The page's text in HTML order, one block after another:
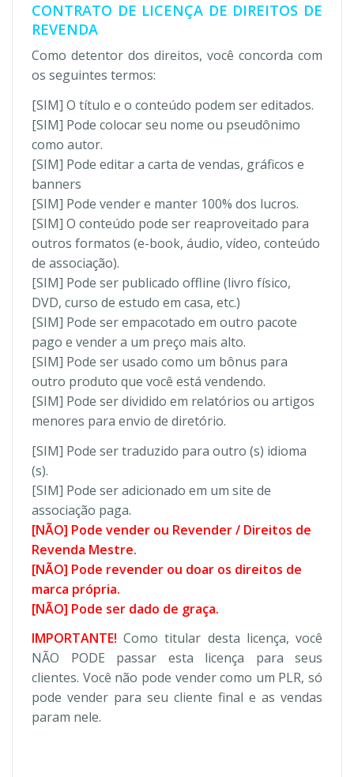
CONTRATO DE LICENÇA DE DIREITOS DE
REVENDA
Como detentor dos direitos, você concorda com
os seguintes termos:
[SIM] O título e o conteúdo podem ser editados.
[SIM] Pode colocar seu nome ou pseudônimo
como autor.
[SIM] Pode editar a carta de vendas, gráficos e
banners
[SIM] Pode vender e manter 100% dos lucros.
[SIM] O conteúdo pode ser reaproveitado para
outros formatos (e-book, áudio, vídeo, conteúdo
de associação).
[SIM] Pode ser publicado offline (livro físico,
DVD, curso de estudo em casa, etc.)
[SIM] Pode ser empacotado em outro pacote
pago e vender a um preço mais alto.
[SIM] Pode ser usado como um bônus para
outro produto que você está vendendo.
[SIM] Pode ser dividido em relatórios ou artigos
menores para envio de diretório.
[SIM] Pode ser traduzido para outro (s) idioma
(s).
[SIM] Pode ser adicionado em um site de
associação paga.
[NÃO] Pode vender ou Revender / Direitos de
Revenda Mestre.
[NÃO] Pode revender ou doar os direitos de
marca própria.
[NÃO] Pode ser dado de graça.
IMPORTANTE! Como titular desta licença, você
NÃO PODE passar esta licença para seus
clientes. Você não pode vender como um PLR, só
pode vender para seu cliente final e as vendas
param nele.